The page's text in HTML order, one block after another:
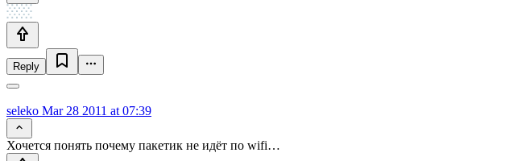
Reply
seleko Mar 28 2011 at 07:39
Хочется понять почему пакетик не идёт по wifi…